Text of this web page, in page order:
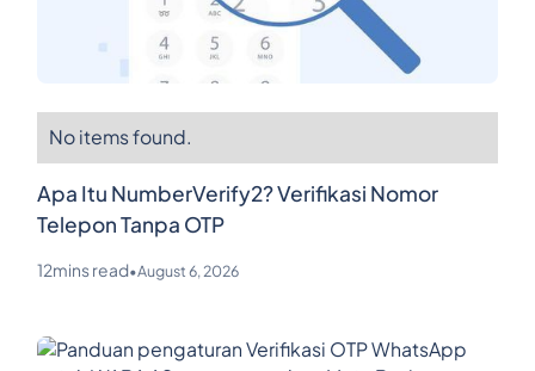
No items found.
Apa Itu NumberVerify2? Verifikasi Nomor
Telepon Tanpa OTP
12mins read•August 6, 2026